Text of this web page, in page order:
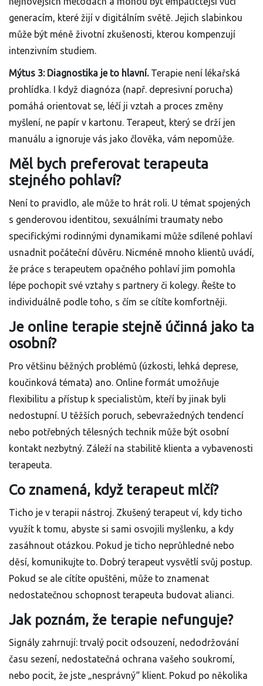
generacím, které žijí v digitálním světě. Jejich slabinkou
může být méně životní zkušenosti, kterou kompenzují
intenzivním studiem.
Mýtus 3: Diagnostika je to hlavní.Terapie není lékařská
prohlídka. I když diagnóza (např. depresivní porucha)
pomáhá orientovat se, léčí ji vztah a proces změny
myšlení, ne papír v kartonu. Terapeut, který se drží jen
manuálu a ignoruje vás jako člověka, vám nepomůže.
Měl bych preferovat terapeuta
stejného pohlaví?
Není to pravidlo, ale může to hrát roli. U témat spojených
s genderovou identitou, sexuálními traumaty nebo
specifickými rodinnými dynamikami může sdílené pohlaví
usnadnit počáteční důvěru. Nicméně mnoho klientů uvádí,
že práce s terapeutem opačného pohlaví jim pomohla
lépe pochopit své vztahy s partnery či kolegy. Řešte to
individuálně podle toho, s čím se cítíte komfortněji.
Je online terapie stejně účinná jako ta
osobní?
Pro většinu běžných problémů (úzkosti, lehká deprese,
koučinková témata) ano. Online formát umožňuje
flexibilitu a přístup k specialistům, kteří by jinak byli
nedostupní. U těžších poruch, sebevražedných tendencí
nebo potřebných tělesných technik může být osobní
kontakt nezbytný. Záleží na stabilitě klienta a vybavenosti
terapeuta.
Co znamená, když terapeut mlčí?
Ticho je v terapii nástroj. Zkušený terapeut ví, kdy ticho
využít k tomu, abyste si sami osvojili myšlenku, a kdy
zasáhnout otázkou. Pokud je ticho neprůhledné nebo
děsí, komunikujte to. Dobrý terapeut vysvětlí svůj postup.
Pokud se ale cítíte opuštěni, může to znamenat
nedostatečnou schopnost terapeuta budovat alianci.
Jak poznám, že terapie nefunguje?
Signály zahrnují: trvalý pocit odsouzení, nedodržování
času sezení, nedostatečná ochrana vašeho soukromí,
nebo pocit, že jste „nesprávný“ klient. Pokud po několika